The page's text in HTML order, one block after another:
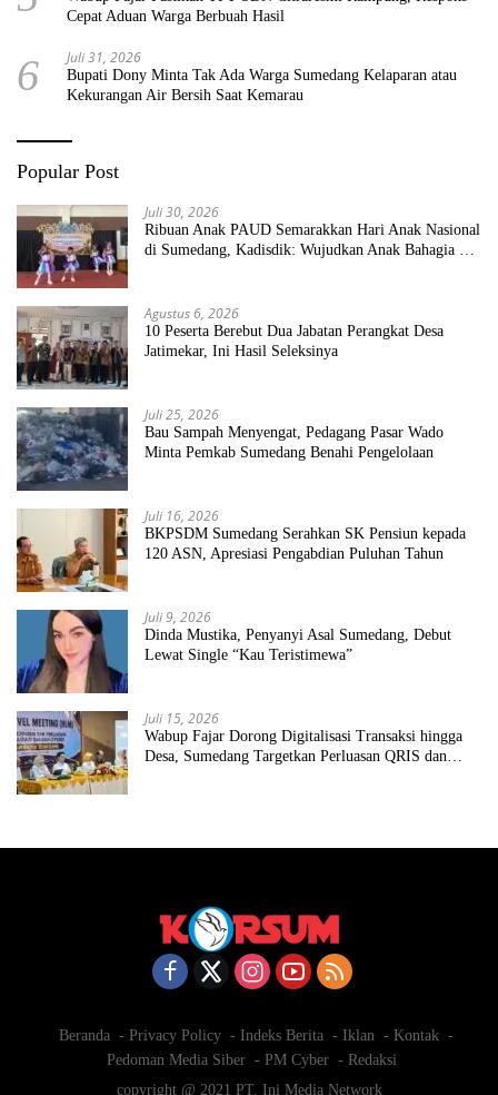
Cepat Aduan Warga Berbuah Hasil
6 Juli 31, 2026
Bupati Dony Minta Tak Ada Warga Sumedang Kelaparan atau
Kekurangan Air Bersih Saat Kemarau
Popular Post
Juli 30, 2026
Ribuan Anak PAUD Semarakkan Hari Anak Nasional
di Sumedang, Kadisdik: Wujudkan Anak Bahagia dan
Agustus 6, 2026
10 Peserta Berebut Dua Jabatan Perangkat Desa
Jatimekar, Ini Hasil Seleksinya
Juli 25, 2026
Bau Sampah Menyengat, Pedagang Pasar Wado
Minta Pemkab Sumedang Benahi Pengelolaan
Juli 16, 2026
BKPSDM Sumedang Serahkan SK Pensiun kepada
120 ASN, Apresiasi Pengabdian Puluhan Tahun
Juli 9, 2026
Dinda Mustika, Penyanyi Asal Sumedang, Debut
Lewat Single “Kau Teristimewa”
Juli 15, 2026
Wabup Fajar Dorong Digitalisasi Transaksi hingga
Desa, Sumedang Targetkan Perluasan QRIS dan
Beranda Privacy Policy Indeks Berita Iklan
Kontak
Pedoman Media Siber
PM Cyber
Redaksi
copyright @ 2021 PT. Ini Media Network